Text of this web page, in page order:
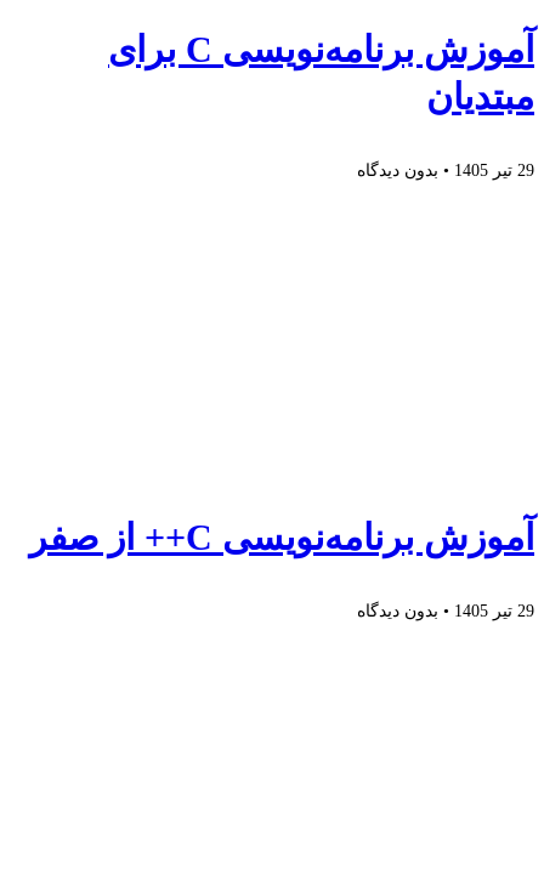
آموزش برنامه‌نویسی C برای
مبتدیان
29 تیر 1405 بدون دیدگاه
آموزش برنامه‌نویسی C++ از صفر
29 تیر 1405 بدون دیدگاه